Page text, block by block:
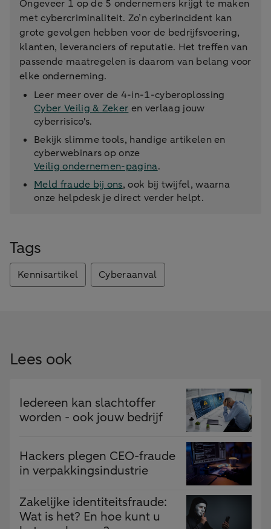
Ongeveer 1 op de 5 ondernemers krijgt te maken
met cybercriminaliteit. Zo’n cyberincident kan
grote gevolgen hebben voor de bedrijfsvoering,
klanten, leveranciers of reputatie. Het treffen van
passende maatregelen is daarom van belang voor
elke onderneming.
Leer meer over de 4-in-1-cyberoplossing
Cyber Veilig & Zeker en verlaag jouw
cyberrisico's.
Bekijk slimme tools, handige artikelen en
cyberwebinars op onze
Veilig ondernemen-pagina.
Meld fraude bij ons, ook bij twijfel, waarna
onze helpdesk je direct verder helpt.
Tags
Kennisartikel Cyberaanval
Lees ook
Iedereen kan slachtoffer
worden - ook jouw bedrijf
Hackers plegen CEO-fraude
in verpakkingsindustrie
Zakelijke identiteitsfraude:
Wat is het? En hoe kunt u